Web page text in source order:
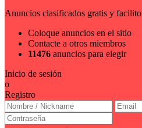
Anuncios clasificados gratis y facilito
Coloque anuncios en el sitio
Contacte a otros miembros
11476 anuncios para elegir
Inicio de sesión
o
Registro